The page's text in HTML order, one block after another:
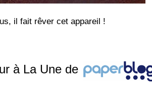
il fait rêver cet appareil !
à La Une de